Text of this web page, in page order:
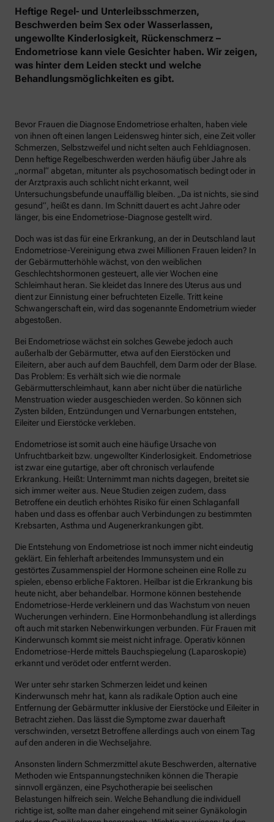
Heftige Regel- und Unterleibsschmerzen,
Beschwerden beim Sex oder Wasserlassen,
ungewollte Kinderlosigkeit, Rückenschmerz –
Endometriose kann viele Gesichter haben. Wir zeigen,
was hinter dem Leiden steckt und welche
Behandlungsmöglichkeiten es gibt.
Bevor Frauen die Diagnose Endometriose erhalten, haben viele
von ihnen oft einen langen Leidensweg hinter sich, eine Zeit voller
Schmerzen, Selbstzweifel und nicht selten auch Fehldiagnosen.
Denn heftige Regelbeschwerden werden häufig über Jahre als
„normal“ abgetan, mitunter als psychosomatisch bedingt oder in
der Arztpraxis auch schlicht nicht erkannt, weil
Untersuchungsbefunde unauffällig bleiben. „Da ist nichts, sie sind
gesund“, heißt es dann. Im Schnitt dauert es acht Jahre oder
länger, bis eine Endometriose-Diagnose gestellt wird.
Doch was ist das für eine Erkrankung, an der in Deutschland laut
Endometriose-Vereinigung etwa zwei Millionen Frauen leiden? In
der Gebärmutterhöhle wächst, von den weiblichen
Geschlechtshormonen gesteuert, alle vier Wochen eine
Schleimhaut heran. Sie kleidet das Innere des Uterus aus und
dient zur Einnistung einer befruchteten Eizelle. Tritt keine
Schwangerschaft ein, wird das sogenannte Endometrium wieder
abgestoßen.
Bei Endometriose wächst ein solches Gewebe jedoch auch
außerhalb der Gebärmutter, etwa auf den Eierstöcken und
Eileitern, aber auch auf dem Bauchfell, dem Darm oder der Blase.
Das Problem: Es verhält sich wie die normale
Gebärmutterschleimhaut, kann aber nicht über die natürliche
Menstruation wieder ausgeschieden werden. So können sich
Zysten bilden, Entzündungen und Vernarbungen entstehen,
Eileiter und Eierstöcke verkleben.
Endometriose ist somit auch eine häufige Ursache von
Unfruchtbarkeit bzw. ungewollter Kinderlosigkeit. Endometriose
ist zwar eine gutartige, aber oft chronisch verlaufende
Erkrankung. Heißt: Unternimmt man nichts dagegen, breitet sie
sich immer weiter aus. Neue Studien zeigen zudem, dass
Betroffene ein deutlich erhöhtes Risiko für einen Schlaganfall
haben und dass es offenbar auch Verbindungen zu bestimmten
Krebsarten, Asthma und Augenerkrankungen gibt.
Die Entstehung von Endometriose ist noch immer nicht eindeutig
geklärt. Ein fehlerhaft arbeitendes Immunsystem und ein
gestörtes Zusammenspiel der Hormone scheinen eine Rolle zu
spielen, ebenso erbliche Faktoren. Heilbar ist die Erkrankung bis
heute nicht, aber behandelbar. Hormone können bestehende
Endometriose-Herde verkleinern und das Wachstum von neuen
Wucherungen verhindern. Eine Hormonbehandlung ist allerdings
oft auch mit starken Nebenwirkungen verbunden. Für Frauen mit
Kinderwunsch kommt sie meist nicht infrage. Operativ können
Endometriose-Herde mittels Bauchspiegelung (Laparoskopie)
erkannt und verödet oder entfernt werden.
Wer unter sehr starken Schmerzen leidet und keinen
Kinderwunsch mehr hat, kann als radikale Option auch eine
Entfernung der Gebärmutter inklusive der Eierstöcke und Eileiter in
Betracht ziehen. Das lässt die Symptome zwar dauerhaft
verschwinden, versetzt Betroffene allerdings auch von einem Tag
auf den anderen in die Wechseljahre.
Ansonsten lindern Schmerzmittel akute Beschwerden, alternative
Methoden wie Entspannungstechniken können die Therapie
sinnvoll ergänzen, eine Psychotherapie bei seelischen
Belastungen hilfreich sein. Welche Behandlung die individuell
richtige ist, sollte man daher eingehend mit seiner Gynäkologin